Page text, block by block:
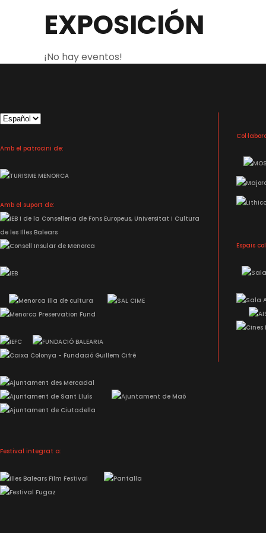
EXPOSICIÓN
¡No hay eventos!
Elegir
idioma
Amb el patrocini de:
Amb el suport de:
Festival integrat a:
Espais